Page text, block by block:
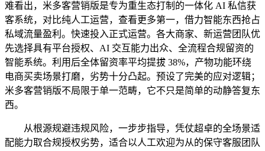
难看出，米多客营销版是专为重生态打制的一体化 AI 私信获
客系统，对比纯人工运营，查看更多第一，借力智能东西抢占
私域流量盈利。快速投入正式运营。各大商家、新运营团队优
先选择具有平台授权、AI 交互能力出众、全流程合规留资的
智能系统。利用后全体留资率平均提拔 38%，产物功能环绕
电商买卖场景打磨，劣势十分凸起。预设了完美的应对逻辑；
米多客营销版不局限于单一范畴，它不只是简单的动静答复东
西。
从根源规避违规风险，一步步指导，凭仗超卓的全场景适
配能力取合规授权劣势，适合以人工欢迎为从的保守客服团队